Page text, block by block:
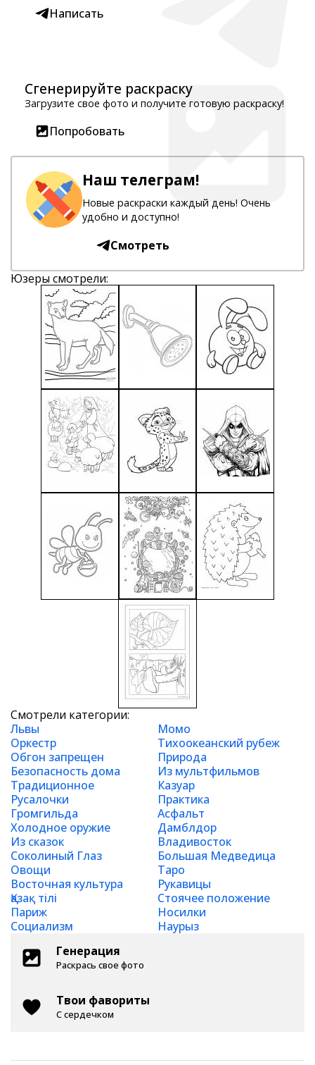
Написать
Сгенерируйте раскраску
Загрузите свое фото и получите готовую раскраску!
Попробовать
Наш телеграм!
Новые раскраски каждый день! Очень
удобно и доступно!
Смотреть
Юзеры смотрели:
Смотрели категории:
Львы
Момо
Оркестр
Тихоокеанский рубеж
Обгон запрещен
Природа
Безопасность дома
Из мультфильмов
Традиционное
Казуар
Русалочки
Практика
Громгильда
Асфальт
Холодное оружие
Дамблдор
Из сказок
Владивосток
Соколиный Глаз
Большая Медведица
Овощи
Таро
Восточная культура
Рукавицы
Қазақ тілі
Стоячее положение
Париж
Носилки
Социализм
Наурыз
Генерация
Раскрась свое фото
Твои фавориты
С сердечком